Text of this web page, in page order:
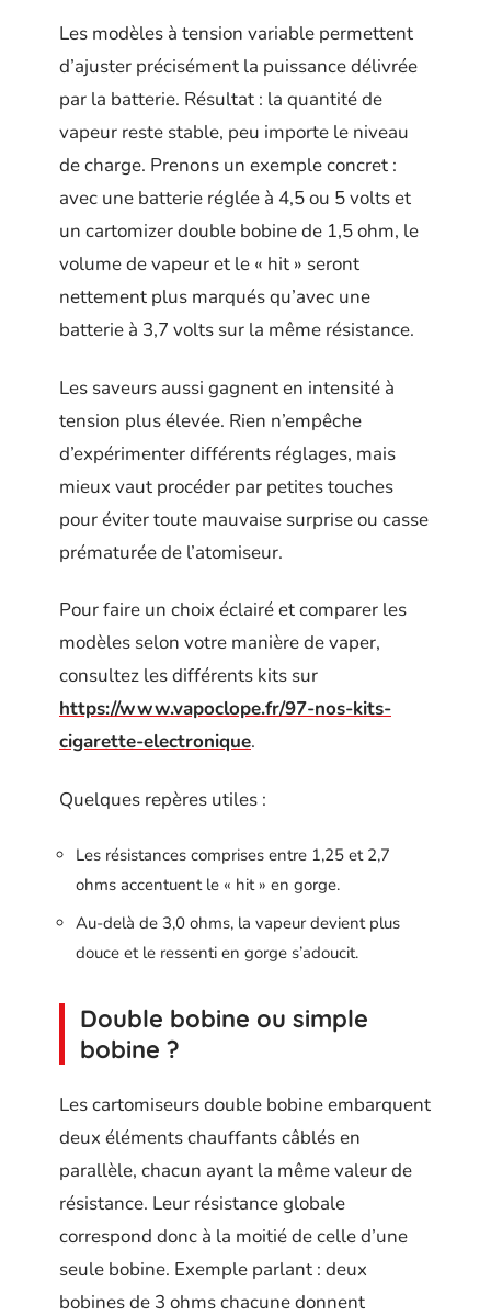
Les modèles à tension variable permettent
d’ajuster précisément la puissance délivrée
par la batterie. Résultat : la quantité de
vapeur reste stable, peu importe le niveau
de charge. Prenons un exemple concret :
avec une batterie réglée à 4,5 ou 5 volts et
un cartomizer double bobine de 1,5 ohm, le
volume de vapeur et le « hit » seront
nettement plus marqués qu’avec une
batterie à 3,7 volts sur la même résistance.
Les saveurs aussi gagnent en intensité à
tension plus élevée. Rien n’empêche
d’expérimenter différents réglages, mais
mieux vaut procéder par petites touches
pour éviter toute mauvaise surprise ou casse
prématurée de l’atomiseur.
Pour faire un choix éclairé et comparer les
modèles selon votre manière de vaper,
consultez les différents kits sur
https://www.vapoclope.fr/97-nos-kits-
cigarette-electronique.
Quelques repères utiles :
Les résistances comprises entre 1,25 et 2,7
ohms accentuent le « hit » en gorge.
Au-delà de 3,0 ohms, la vapeur devient plus
douce et le ressenti en gorge s’adoucit.
Double bobine ou simple
bobine ?
Les cartomiseurs double bobine embarquent
deux éléments chauffants câblés en
parallèle, chacun ayant la même valeur de
résistance. Leur résistance globale
correspond donc à la moitié de celle d’une
seule bobine. Exemple parlant : deux
bobines de 3 ohms chacune donnent